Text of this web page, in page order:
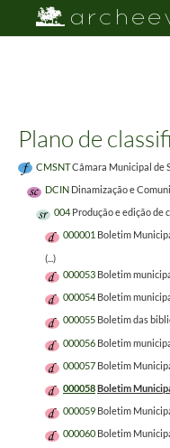
Plano de
CMSNTCâmara Municipal de
DCIN Dinamização e
004 Produção e edição de
000001 Boletim
(...)
000053 Boletim
000054 Boletim
000055 Boletim das
000056 Boletim
000057 Boletim
000058Boletim
000059 Boletim
000060 Boletim